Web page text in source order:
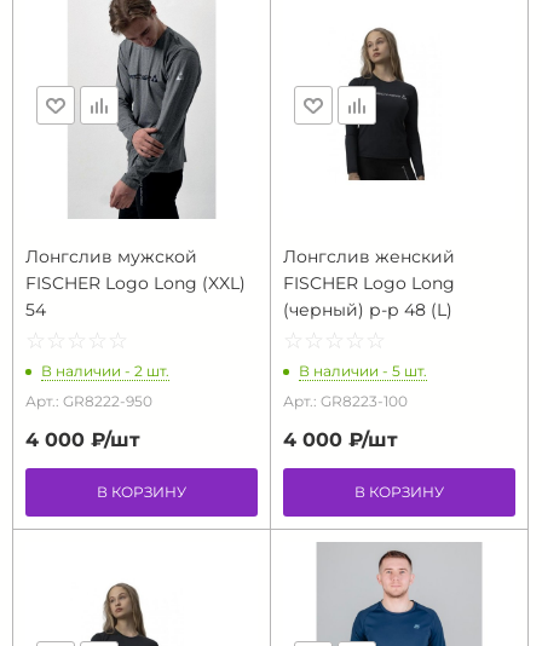
Лонгслив мужской
FISCHER Logo Long (XXL)
54
☆ ☆ ☆ ☆ ☆
★ ★ ★ ★ ★
В наличии - 2 шт.
Арт.: GR8222-950
4 000 ₽/шт
В КОРЗИНУ
Лонгслив женский
FISCHER Logo Long
(черный) р-р 48 (L)
☆ ☆ ☆ ☆ ☆
★ ★ ★ ★ ★
В наличии - 5 шт.
Арт.: GR8223-100
4 000 ₽/шт
В КОРЗИНУ